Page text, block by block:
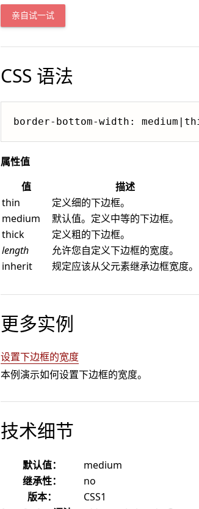
亲自试一试
CSS 语法
border-bottom-width:
属性值
值
描述
thin
定义细的下边框。
medium
默认值。定义中等的下边框。
thick
定义粗的下边框。
length
允许您自定义下边框的宽度。
inherit
规定应该从父元素继承边框宽度。
更多实例
设置下边框的宽度
本例演示如何设置下边框的宽度。
技术细节
默认值：
medium
继承性：
no
版本：
CSS1